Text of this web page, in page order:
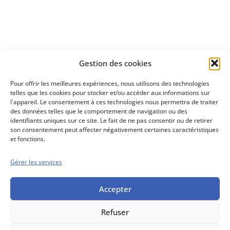
Gestion des cookies
Pour offrir les meilleures expériences, nous utilisons des technologies
telles que les cookies pour stocker et/ou accéder aux informations sur
l'appareil. Le consentement à ces technologies nous permettra de traiter
des données telles que le comportement de navigation ou des
identifiants uniques sur ce site. Le fait de ne pas consentir ou de retirer
son consentement peut affecter négativement certaines caractéristiques
et fonctions.
Gérer les services
Accepter
Refuser
Découvrez
Conseils boursiers depuis 1952
Propos Utiles est
une publication